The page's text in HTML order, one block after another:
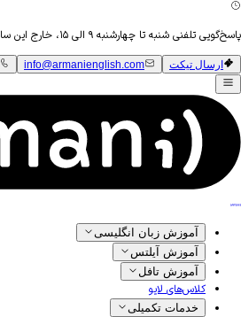
پاسخ‌گویی تلفنی شنبه تا چهارشنبه ۹ الی ۱۵، خارج این ساعات از طریق ارسال ایمیل
ارسال تیکت info@armanienglish.com
آموزش زبان انگلیسی
آموزش آیلتس
آموزش تافل
کلاس‌های لایو
خدمات تکمیلی